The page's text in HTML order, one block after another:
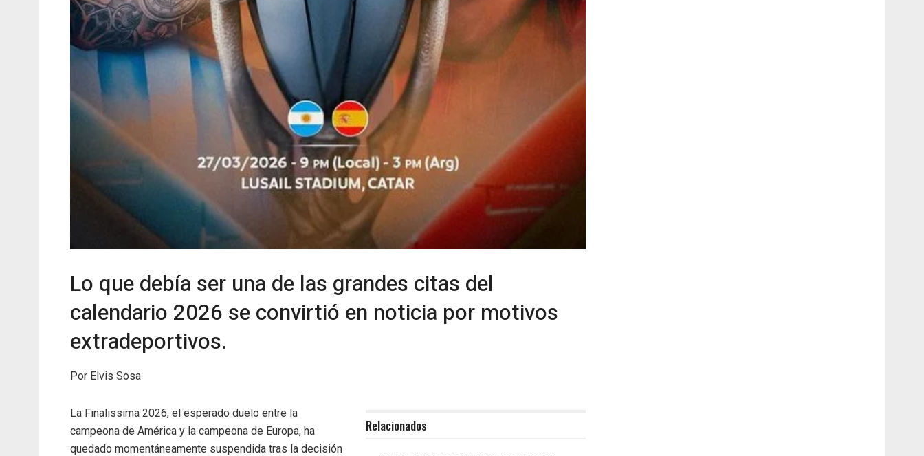
Lo que debía ser una de las grandes citas del
calendario 2026 se convirtió en noticia por motivos
extradeportivos.
Por Elvis Sosa
Relacionados
La Finalissima 2026, el esperado duelo entre la
campeona de América y la campeona de Europa, ha
quedado momentáneamente suspendida tras la decisión